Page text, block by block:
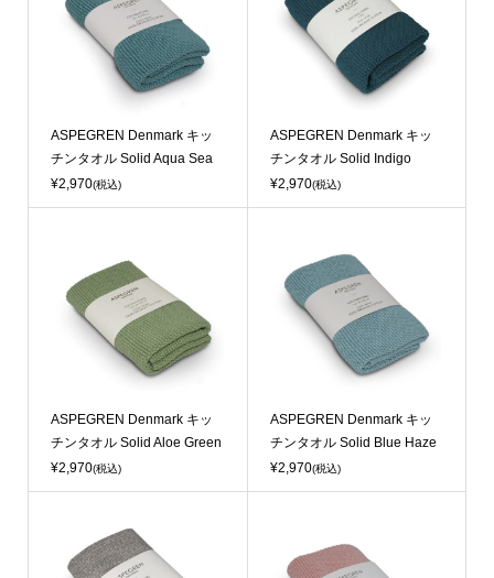
ASPEGREN Denmark キッ
チンタオル Solid Aqua Sea
¥2,970(税込)
ASPEGREN Denmark キッ
チンタオル Solid Indigo
¥2,970(税込)
ASPEGREN Denmark キッ
チンタオル Solid Aloe Green
¥2,970(税込)
ASPEGREN Denmark キッ
チンタオル Solid Blue Haze
¥2,970(税込)